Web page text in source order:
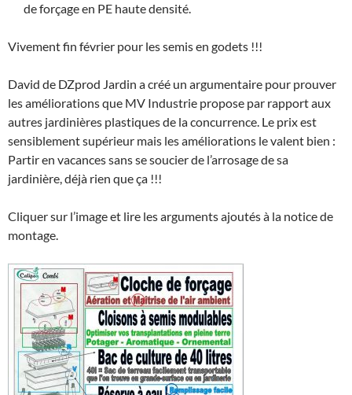
de forçage en PE haute densité.
Vivement fin février pour les semis en godets !!!
David de DZprod Jardin a créé un argumentaire pour prouver
les améliorations que MV Industrie propose par rapport aux
autres jardinières plastiques de la concurrence. Le prix est
sensiblement supérieur mais les améliorations le valent bien :
Partir en vacances sans se soucier de l’arrosage de sa
jardinière, déjà rien que ça !!!
Cliquer sur l’image et lire les arguments ajoutés à la notice de
montage.